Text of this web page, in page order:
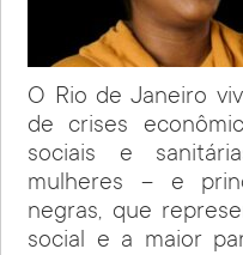
O Rio de Janeiro
de crises
sociais e
mulheres – e
negras, que
social e a maior